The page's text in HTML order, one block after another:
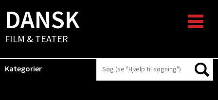
DANSK
FILM & TEATER
Kategorier